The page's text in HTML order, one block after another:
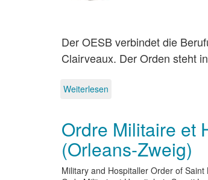
Der OESB verbindet die
Clairveaux. Der Orden steht
Weiterlesen
Sancti
Bernardus
-
Großpriorat
Deutschland
Ordre Militaire et
(Orleans-Zweig)
Military and Hospitaller Order of